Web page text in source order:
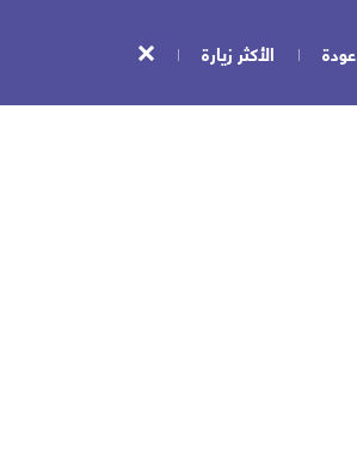
عودة الأكثر زيارة